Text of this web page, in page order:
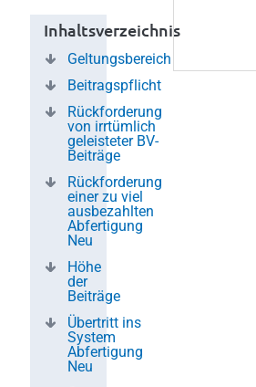
Inhaltsverzeichnis
Geltungsbereich
Beitragspflicht
Rückforderung
von irrtümlich
geleisteter BV-
Beiträge
Rückforderung
einer zu viel
ausbezahlten
Abfertigung
Neu
Höhe
der
Beiträge
Übertritt ins
System
Abfertigung
Neu